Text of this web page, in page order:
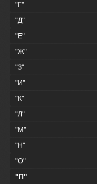
"Г"
"Д"
"Е"
"Ж"
"З"
"И"
"К"
"Л"
"М"
"Н"
"О"
"П"